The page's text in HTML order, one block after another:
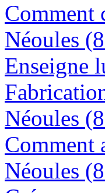
Comment
Néoules
Enseigne
Néoules
Comment
Néoules